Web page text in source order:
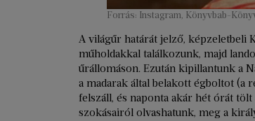
Forrás: Instagram, Könyvbab-
A világűr határát jelző,
műholdakkal találkozunk, majd
űrállomáson. Ezután kipillantunk a
a madarak által belakott égboltot (a
felszáll, és naponta akár hét órát
szokásairól olvashatunk, meg a